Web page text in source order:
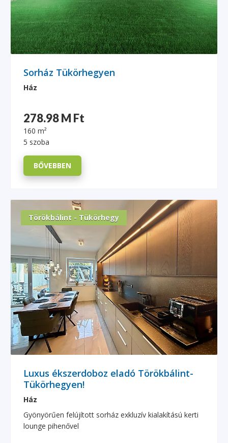
Sorház Tükörhegyen
Ház
278.98 M Ft
160 m²
5 szoba
BŐVEBBEN
Törökbálint - Tükörhegy
Luxus ékszerdoboz eladó Törökbálint-
Tükörhegyen!
Ház
Gyönyörűen felújított sorház exkluzív kialakítású kerti
lounge pihenővel